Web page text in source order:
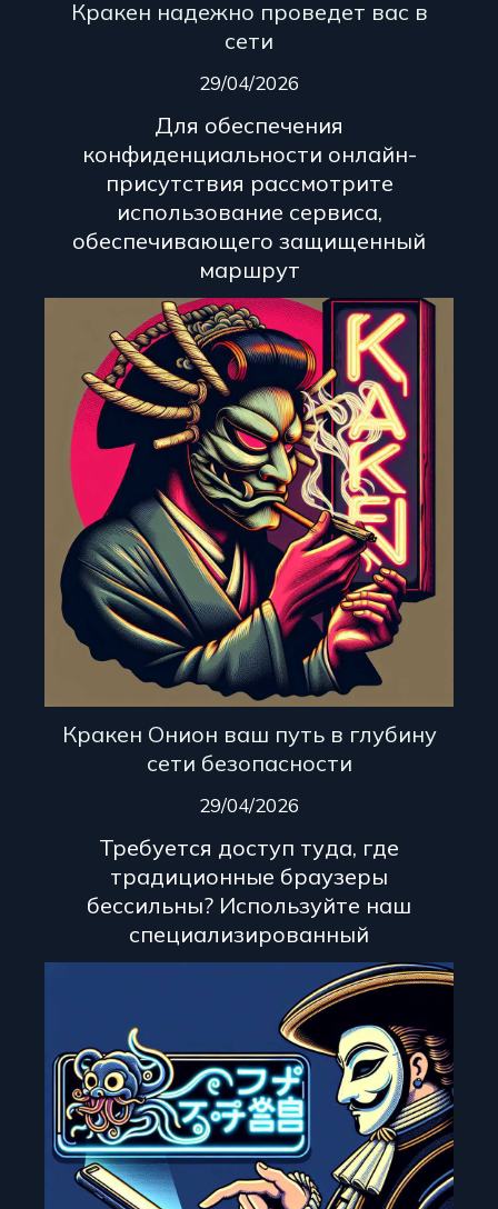
Кракен надежно проведет вас в
сети
29/04/2026
Для обеспечения
конфиденциальности онлайн-
присутствия рассмотрите
использование сервиса,
обеспечивающего защищенный
маршрут
Кракен Онион ваш путь в глубину
сети безопасности
29/04/2026
Требуется доступ туда, где
традиционные браузеры
бессильны? Используйте наш
специализированный